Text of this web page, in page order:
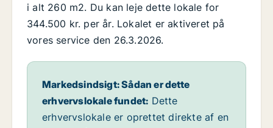
i alt 260 m2. Du kan leje dette lokale for
344.500 kr. per år. Lokalet er aktiveret på
vores service den 26.3.2026.
Markedsindsigt: Sådan er dette
erhvervslokale fundet: Dette
erhvervslokale er oprettet direkte af en